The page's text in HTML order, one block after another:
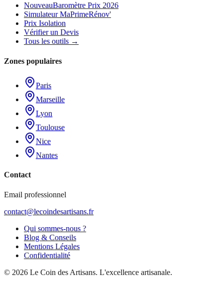
NouveauBaromètre Prix 2026
Simulateur MaPrimeRénov'
Prix Isolation
Vérifier un Devis
Tous les outils →
Zones populaires
Paris
Marseille
Lyon
Toulouse
Nice
Nantes
Contact
Email professionnel
contact@lecoindesartisans.fr
Qui sommes-nous ?
Blog & Conseils
Mentions Légales
Confidentialité
© 2026 Le Coin des Artisans. L'excellence artisanale.